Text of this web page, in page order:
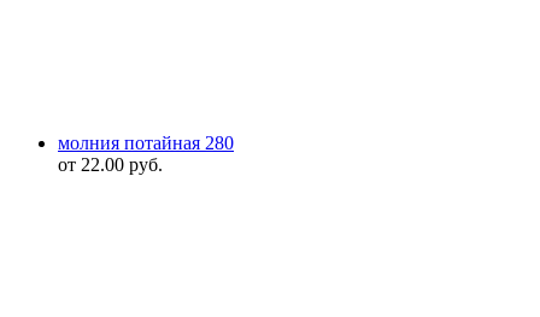
молния потайная 280
от 22.00 руб.